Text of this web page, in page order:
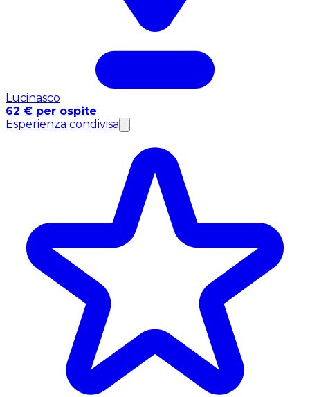
Lucinasco
62 € per ospite
Esperienza condivisa